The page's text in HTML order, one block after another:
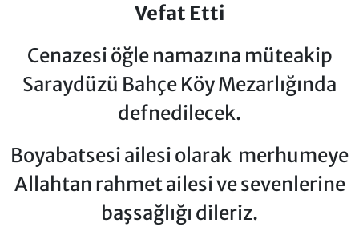
Vefat Etti
Cenazesi öğle namazına müteakip
Saraydüzü Bahçe Köy Mezarlığında
defnedilecek.
Boyabatsesi ailesi olarak merhumeye
Allahtan rahmet ailesi ve sevenlerine
başsağlığı dileriz.